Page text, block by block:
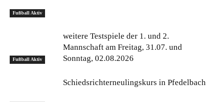
Fußball Aktiv
Fußball Aktiv
weitere Testspiele der 1. und 2.
Mannschaft am Freitag, 31.07. und
Sonntag, 02.08.2026
Schiedsrichterneulingskurs in Pfedelbach